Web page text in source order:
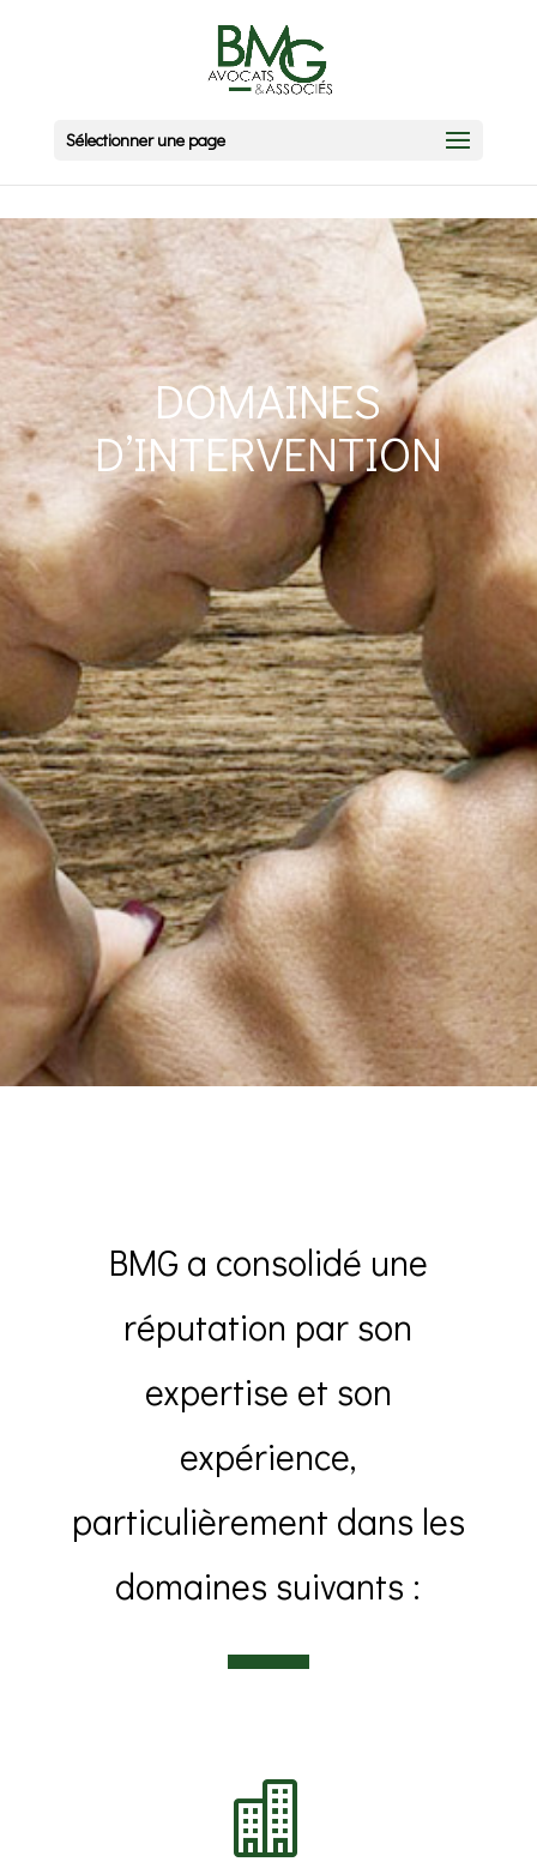
Sélectionner une page
DOMAINES
D’INTERVENTION
BMG a consolidé une
réputation par son
expertise et son
expérience,
particulièrement dans les
domaines suivants :
